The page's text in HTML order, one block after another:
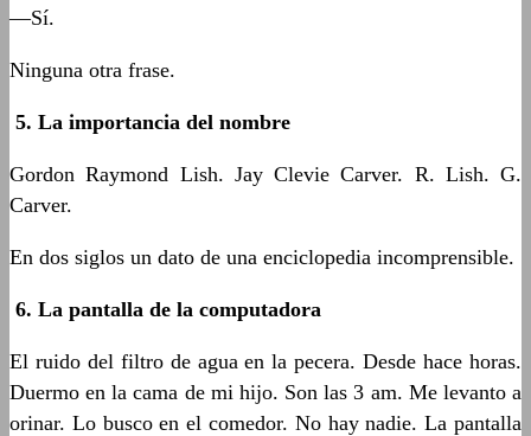
—Sí.
Ninguna otra frase.
5. La importancia del nombre
Gordon Raymond Lish. Jay Clevie Carver. R. Lish. G.
Carver.
En dos siglos un dato de una enciclopedia incomprensible.
6. La pantalla de la computadora
El ruido del filtro de agua en la pecera. Desde hace horas.
Duermo en la cama de mi hijo. Son las 3 am. Me levanto a
orinar. Lo busco en el comedor. No hay nadie. La pantalla